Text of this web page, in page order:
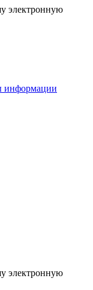
электронную
информации
электронную